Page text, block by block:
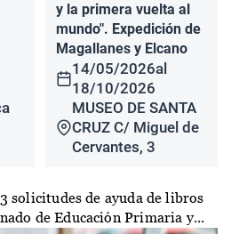
y la primera vuelta al
mundo". Expedición de
Magallanes y Elcano
14/05/2026al
18/10/2026
MUSEO DE SANTA
CRUZ C/ Miguel de
Cervantes, 3
solicitudes de ayuda de libros
de Educación Primaria y...